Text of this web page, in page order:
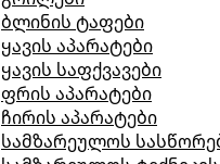
ბლინის ტაფები
ყავის აპარატები
ყავის საფქვავები
ფრის აპარატები
ჩირის აპარატები
სამზარეულოს